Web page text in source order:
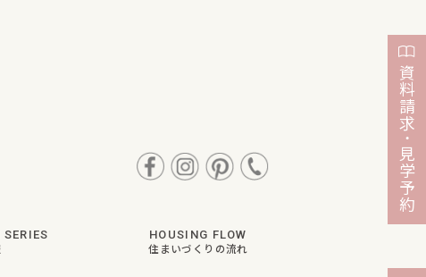
SERIES HOUSING FLOW
住まいづくりの流れ
資
料
請
求
・
見
学
予
約